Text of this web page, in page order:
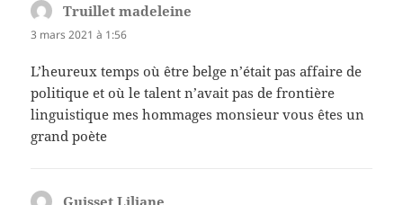
Truillet madeleine
3 mars 2021 à 1:56
L’heureux temps où être belge n’était pas affaire de
politique et où le talent n’avait pas de frontière
linguistique mes hommages monsieur vous êtes un
grand poète